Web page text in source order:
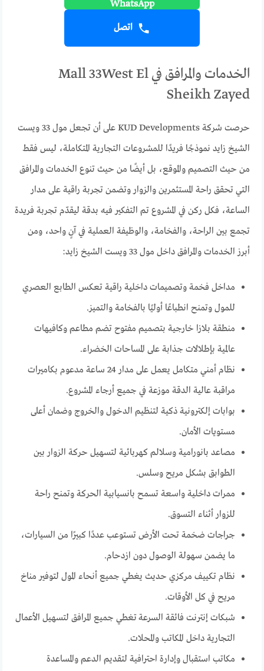
اتصل
الخدمات والمرافق في Mall 33West El
Sheikh Zayed
حرصت شركة KUD Developments على أن تجعل مول 33 ويست
الشيخ زايد نموذجًا فريدًا للمشروعات التجارية المتكاملة، ليس فقط
من حيث التصميم والموقع، بل أيضًا من حيث تنوع الخدمات والمرافق
التي تحقق راحة المستثمرين والزوار وتضمن تجربة راقية على مدار
الساعة، فكل ركن في المشروع تم التفكير فيه بدقة ليقدّم تجربة فريدة
تجمع بين الراحة، والفخامة، والوظيفة العملية في آنٍ واحد، ومن
أبرز الخدمات والمرافق داخل مول 33 ويست الشيخ زايد:
مداخل فخمة وتصميمات داخلية راقية تعكس الطابع العصري
للمول وتمنح انطباعًا أوليًا بالفخامة والتميز.
منطقة بلازا خارجية بتصميم مفتوح تضم مطاعم وكافيهات
عالمية بإطلالات جذابة على المساحات الخضراء.
نظام أمني متكامل يعمل على مدار 24 ساعة مدعوم بكاميرات
مراقبة عالية الدقة موزعة في جميع أرجاء المشروع.
بوابات إلكترونية ذكية لتنظيم الدخول والخروج وضمان أعلى
مستويات الأمان.
مصاعد بانورامية وسلالم كهربائية لتسهيل حركة الزوار بين
الطوابق بشكل مريح وسلس.
ممرات داخلية واسعة تسمح بانسيابية الحركة وتمنح راحة
للزوار أثناء التسوق.
جراجات ضخمة تحت الأرض تستوعب عددًا كبيرًا من السيارات،
ما يضمن سهولة الوصول دون ازدحام.
نظام تكييف مركزي حديث يغطي جميع أنحاء المول لتوفير مناخ
مريح في كل الأوقات.
شبكات إنترنت فائقة السرعة تغطي جميع المرافق لتسهيل الأعمال
التجارية داخل المكاتب والمحلات.
مكاتب استقبال وإدارة احترافية لتقديم الدعم والمساعدة